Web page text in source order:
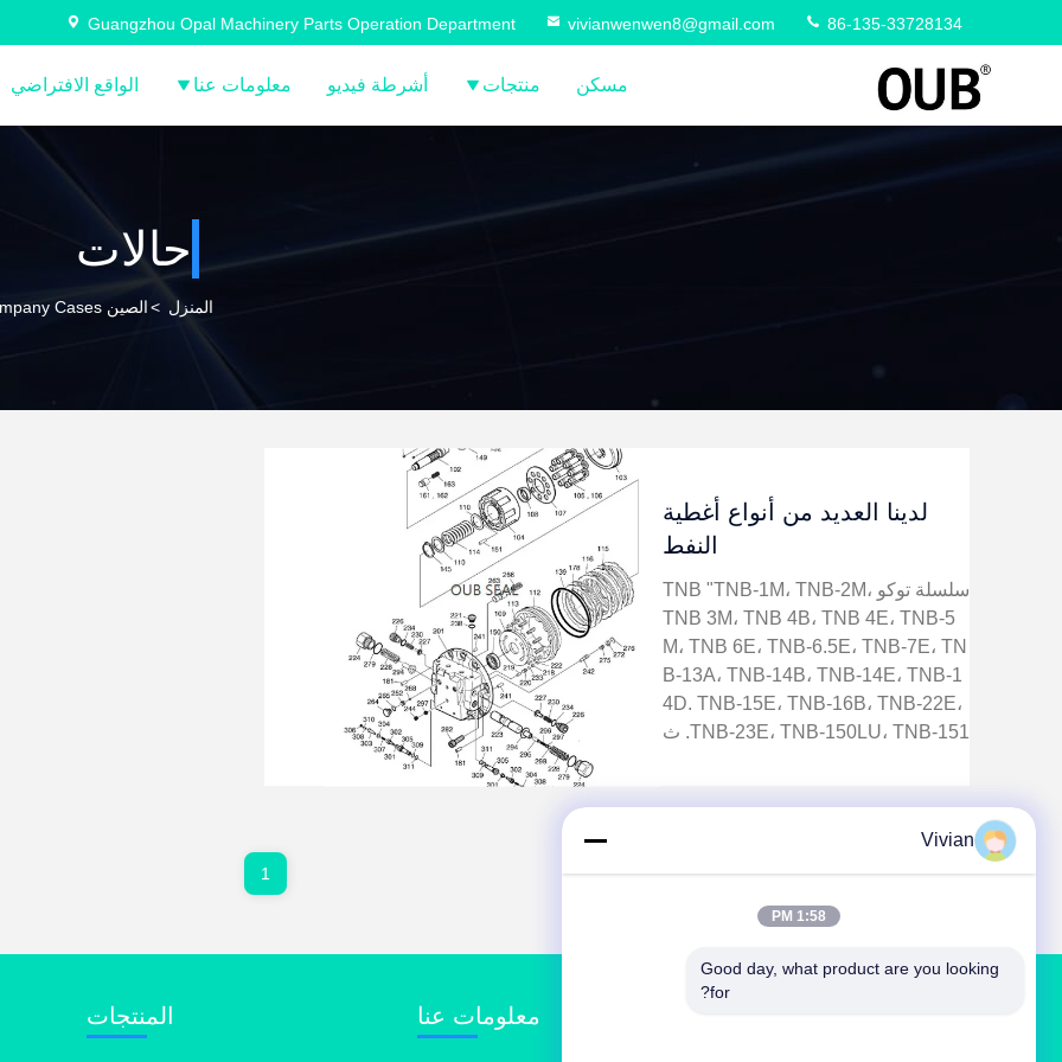
Guangzhou Opal Machinery Parts Operation Department vivianwenwen8@gmail.com 86-135-33728134
مسكن منتجات أشرطة فيديو معلومات عنا الواقع الافتراضي
حالات
المنزل >الصين Guangzhou Opal Machinery Parts Operation Department Company Cases
لدينا العديد من أنواع أغطية
النفط
سلسلة توكو TNB "TNB-1M، TNB-2M،
TNB 3M، TNB 4B، TNB 4E، TNB-5
M، TNB 6E، TNB-6.5E، TNB-7E، TN
B-13A، TNB-14B، TNB-14E، TNB-1
4D. TNB-15E، TNB-16B، TNB-22E،
TNB-23E، TNB-150LU، TNB-151. ث
1
معلومات عنا المنتجات
Vivian
1:58 PM
Good day, what product are you looking
for?